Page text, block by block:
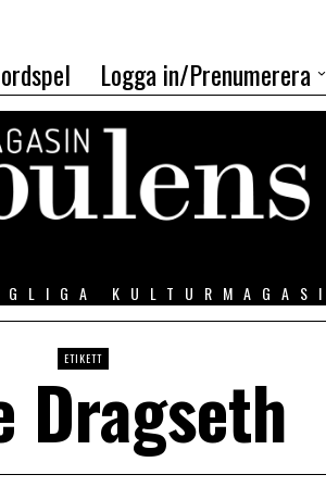
Logga in/Prenumerera
ETIKETT
Dragseth